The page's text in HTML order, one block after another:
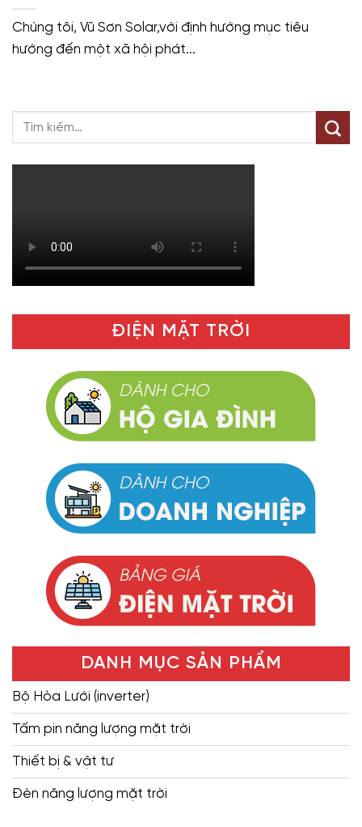
Chúng tôi, Vũ Sơn Solar,với định hướng mục tiêu
hướng đến một xã hội phát...
ĐIỆN MẶT TRỜI
DANH MỤC SẢN PHẨM
Bộ Hòa Lưới (inverter)
Tấm pin năng lượng mặt trời
Thiết bị & vật tư
Đèn năng lượng mặt trời